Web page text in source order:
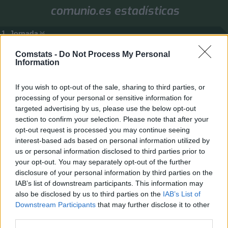
Comstats - Do Not Process My Personal
Information
If you wish to opt-out of the sale, sharing to third parties, or
processing of your personal or sensitive information for
targeted advertising by us, please use the below opt-out
section to confirm your selection. Please note that after your
opt-out request is processed you may continue seeing
interest-based ads based on personal information utilized by
us or personal information disclosed to third parties prior to
your opt-out. You may separately opt-out of the further
disclosure of your personal information by third parties on the
IAB’s list of downstream participants. This information may
also be disclosed by us to third parties on the IAB’s List of
Downstream Participants that may further disclose it to other
comunio.es estadísticas
1. Jornada
Valores de mercado Puntos Liga Tools Info
FAQ Identificarse
Registrarse
Inicio Índice general Sugerencias
Sugerencias
Moderador: gsus77
Nuevo Tema BuscarBúsqueda
1 tema • Página1de1
Nuevas opciones de juego - Propuestas
Último mensaje por 11 Abr 2026, 13:52
Nuevo Tema